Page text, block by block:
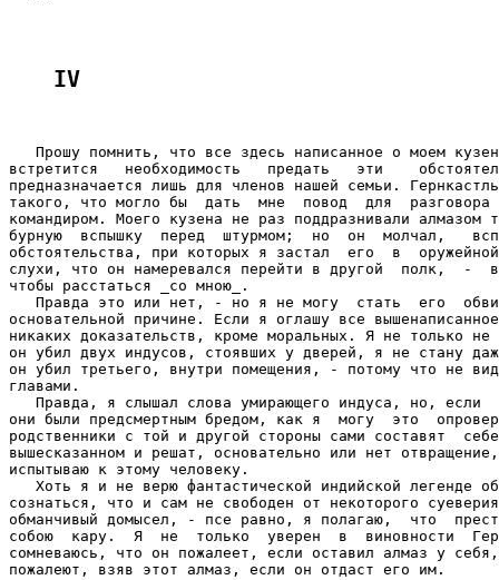
IV
Прошу помнить, что все здесь написанное о моем
встретится   необходимость   предать   эти
предназначается лишь для членов нашей семьи.
такого, что могло бы  дать  мне  повод  для
командиром. Моего кузена не раз поддразнивали
бурную  вспышку  перед  штурмом;  но  он  молчал,
обстоятельства, при которых я застал  его  в
слухи, что он намеревался перейти в другой  полк,  -
чтобы расстаться _со мною_.
Правда это или нет, - но я не могу  стать  его
основательной причине. Если я оглашу все
никаких доказательств, кроме моральных. Я не только
он убил двух индусов, стоявших у дверей, я не стану
он убил третьего, внутри помещения, - потому что не
главами.
Правда, я слышал слова умирающего индуса, но, если
они были предсмертным бредом, как я  могу  это
родственники с той и другой стороны сами составят
вышесказанном и решат, основательно или нет
испытываю к этому человеку.
Хоть я и не верю фантастической индийской легенде
сознаться, что и сам не свободен от некоторого
обманчивый домысел, - псе равно, я полагаю,  что
собою  кару.  Я  не  только  уверен  в  виновности
сомневаюсь, что он пожалеет, если оставил алмаз у
пожалеют, взяв этот алмаз, если он отдаст его им.